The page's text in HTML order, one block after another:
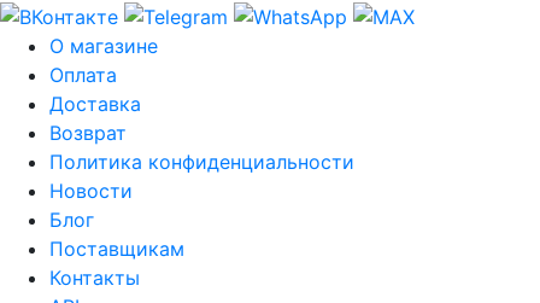
О магазине
Оплата
Доставка
Возврат
Политика конфиденциальности
Новости
Блог
Поставщикам
Контакты